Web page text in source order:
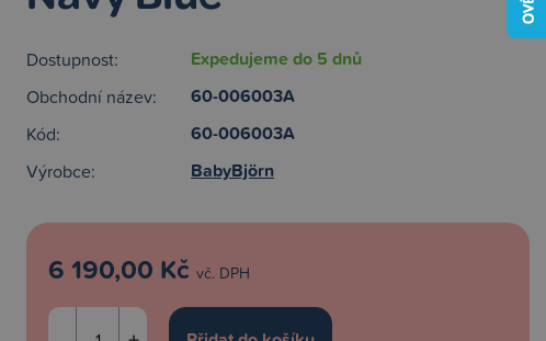
Dostupnost: Expedujeme do 5 dnů
Obchodní název: 60-006003A
Kód: 60-006003A
Výrobce: BabyBjörn
6 190,00 Kč vč. DPH